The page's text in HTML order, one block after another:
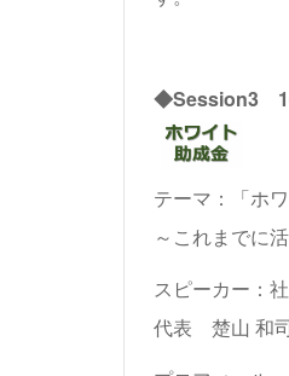
◆Session3 16
テーマ：「ホ
～これまでに
スピーカー：
代表 楚山 和